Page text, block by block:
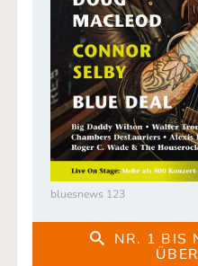
bluesnews 123
NR. 1 BIS